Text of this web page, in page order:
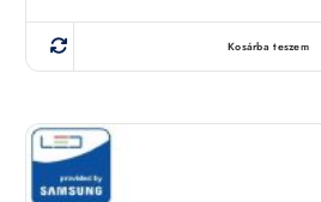
Kosárba teszem